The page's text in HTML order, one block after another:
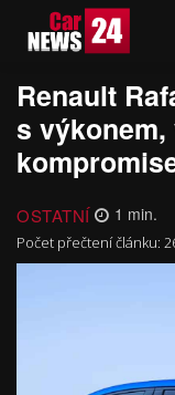
Renault
s
OSTATNÍ 1 min.
Počet přečtení článku: